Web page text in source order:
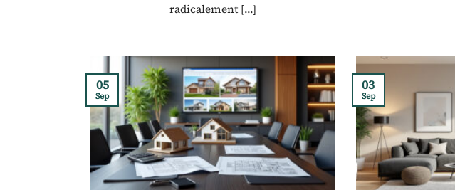
radicalement [...]
05
Sep
03
Sep